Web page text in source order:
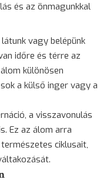
és az önmagunkkal
vagy belépünk
időre és térre az
különösen
a külső inger vagy a
a visszavonulás
Ez az álom arra
ciklusait,